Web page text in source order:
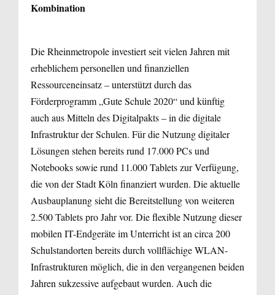
Kombination
Die Rheinmetropole investiert seit vielen Jahren mit
erheblichem personellen und finanziellen
Ressourceneinsatz – unterstützt durch das
Förderprogramm „Gute Schule 2020“ und künftig
auch aus Mitteln des Digitalpakts – in die digitale
Infrastruktur der Schulen. Für die Nutzung digitaler
Lösungen stehen bereits rund 17.000 PCs und
Notebooks sowie rund 11.000 Tablets zur Verfügung,
die von der Stadt Köln finanziert wurden. Die aktuelle
Ausbauplanung sieht die Bereitstellung von weiteren
2.500 Tablets pro Jahr vor. Die flexible Nutzung dieser
mobilen IT-Endgeräte im Unterricht ist an circa 200
Schulstandorten bereits durch vollflächige WLAN-
Infrastrukturen möglich, die in den vergangenen beiden
Jahren sukzessive aufgebaut wurden. Auch die